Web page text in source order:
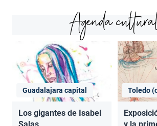
Agenda
Guadalajara capital
Los gigantes de Isabel
Toledo